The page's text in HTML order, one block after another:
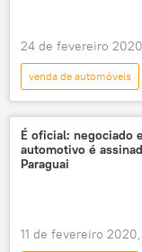
24 de fevereiro
venda de automóveis
Notícias
indústria
setor automotivo
Jair Bolsonaro
É oficial: negociado
automotivo é
Paraguai
11 de fevereiro 2020,